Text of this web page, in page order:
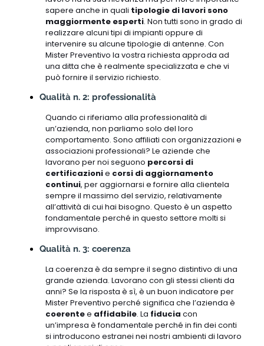
sapere anche in quali tipologie di lavori sono
maggiormente esperti. Non tutti sono in grado di
realizzare alcuni tipi di impianti oppure di
intervenire su alcune tipologie di antenne. Con
Mister Preventivo la vostra richiesta approda ad
una ditta che è realmente specializzata e che vi
può fornire il servizio richiesto.
Qualità n. 2: professionalità
Quando ci riferiamo alla professionalità di
un’azienda, non parliamo solo del loro
comportamento. Sono affiliati con organizzazioni e
associazioni professionali? Le aziende che
lavorano per noi seguono percorsi di
certificazionie corsi di aggiornamento
continui, per aggiornarsi e fornire alla clientela
sempre il massimo del servizio, relativamente
all’attività di cui hai bisogno. Questo è un aspetto
fondamentale perché in questo settore molti si
improvvisano.
Qualità n. 3: coerenza
La coerenza è da sempre il segno distintivo di una
grande azienda. Lavorano con gli stessi clienti da
anni? Se la risposta è sì, è un buon indicatore per
Mister Preventivo perché significa che l’azienda è
coerentee affidabile. La fiducia con
un’impresa è fondamentale perché in fin dei conti
si introducono estranei nei nostri ambienti di lavoro